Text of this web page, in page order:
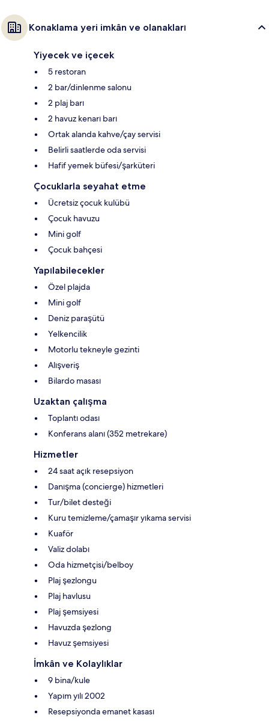
Konaklama yeri imkân ve olanakları
Yiyecek ve içecek
5 restoran
2 bar/dinlenme salonu
2 plaj barı
2 havuz kenarı barı
Ortak alanda kahve/çay servisi
Belirli saatlerde oda servisi
Hafif yemek büfesi/şarküteri
Çocuklarla seyahat etme
Ücretsiz çocuk kulübü
Çocuk havuzu
Mini golf
Çocuk bahçesi
Yapılabilecekler
Özel plajda
Mini golf
Deniz paraşütü
Yelkencilik
Motorlu tekneyle gezinti
Alışveriş
Bilardo masası
Uzaktan çalışma
Toplantı odası
Konferans alanı (352 metrekare)
Hizmetler
24 saat açık resepsiyon
Danışma (concierge) hizmetleri
Tur/bilet desteği
Kuru temizleme/çamaşır yıkama servisi
Kuaför
Valiz dolabı
Oda hizmetçisi/belboy
Plaj şezlongu
Plaj havlusu
Plaj şemsiyesi
Havuzda şezlong
Havuz şemsiyesi
İmkân ve Kolaylıklar
9 bina/kule
Yapım yılı 2002
Resepsiyonda emanet kasası